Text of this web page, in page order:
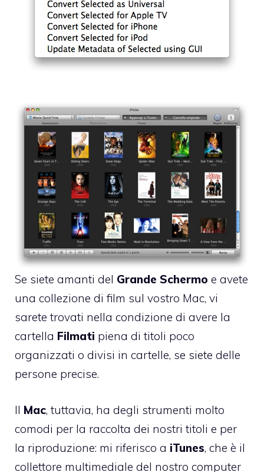
Se siete amanti del Grande Schermo e avete
una collezione di film sul vostro Mac, vi
sarete trovati nella condizione di avere la
cartella Filmati piena di titoli poco
organizzati o divisi in cartelle, se siete delle
persone precise.
Il Mac, tuttavia, ha degli strumenti molto
comodi per la raccolta dei nostri titoli e per
la riproduzione: mi riferisco a iTunes, che è il
collettore multimediale del nostro computer